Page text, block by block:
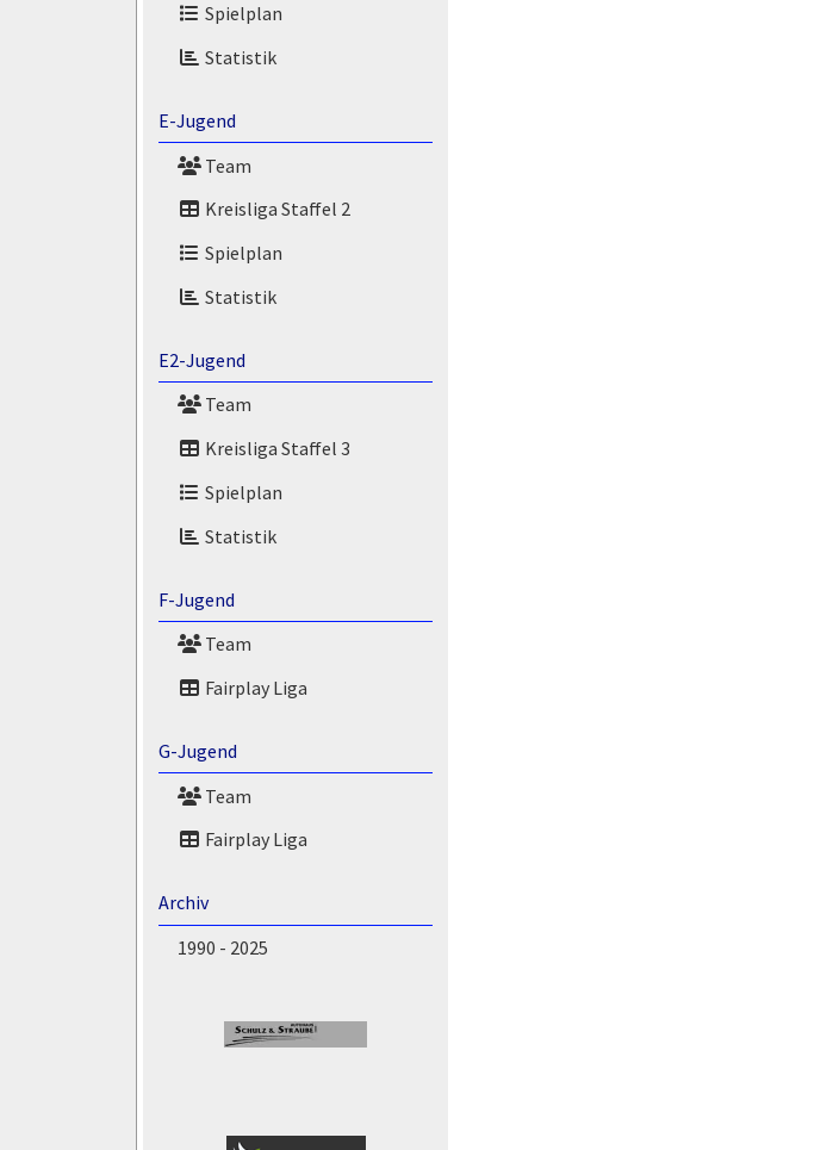
Spielplan
Statistik
E-Jugend
Team
Kreisliga Staffel 2
Spielplan
Statistik
E2-Jugend
Team
Kreisliga Staffel 3
Spielplan
Statistik
F-Jugend
Team
Fairplay Liga
G-Jugend
Team
Fairplay Liga
Archiv
1990 - 2025